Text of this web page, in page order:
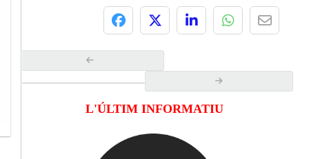
L'ÚLTIM INFORMATIU